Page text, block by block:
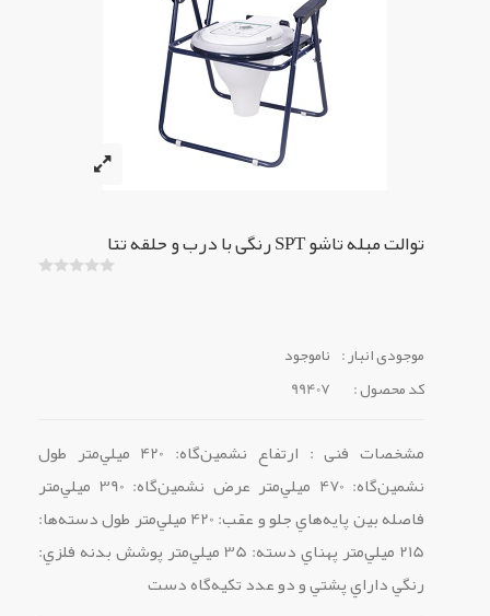
توالت مبله تاشو SPT رنگی با درب و حلقه تتا
موجودی انبار : ناموجود
کد محصول :
99407
مشخصات فنی : ارتفاع نشمين‌گاه: 420 ميلي‌متر طول
نشمين‌گاه: 470 ميلي‌متر عرض نشمين‌گاه: 390 ميلي‌متر
فاصله بين پايه‌هاي جلو و عقب: 420 ميلي‌متر طول دسته‌ها:
215 ميلي‌متر پهناي دسته: 35 ميلي‌متر پوشش بدنه فلزي:
رنگي داراي پشتي و دو عدد تكيه‌گاه دست